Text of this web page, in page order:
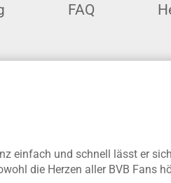
FAQ
einfach und schnell lässt er
die Herzen aller BVB Fans